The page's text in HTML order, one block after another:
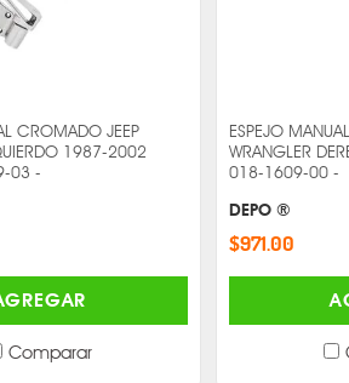
CROMADO JEEP
1987-2002
03 -
Comparar
ESPEJO
WRANGLER
018-1609-00 -
DEPO ®
$971.00